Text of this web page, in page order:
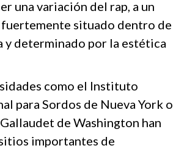
una variación del rap, a un
situado dentro de
y determinado por la estética
como el Instituto
para Sordos de Nueva York o
de Washington han
importantes de